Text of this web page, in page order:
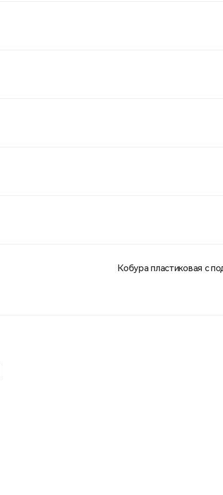
Кобура пластиковая с